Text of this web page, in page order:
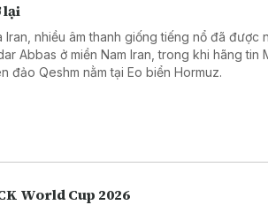
lại
nhiều âm thanh giống tiếng nổ đã được
Abbas ở miền Nam Iran, trong khi hãng tin
đảo Qeshm nằm tại Eo biển Hormuz.
World Cup 2026